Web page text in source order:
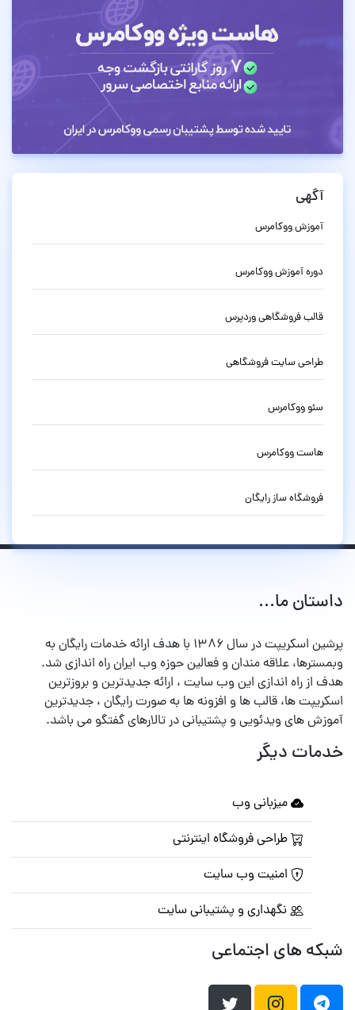
آگهی
آموزش ووکامرس
دوره آموزش ووکامرس
قالب فروشگاهی وردپرس
طراحی سایت فروشگاهی
سئو ووکامرس
هاست ووکامرس
فروشگاه ساز رایگان
داستان ما...
پرشین اسکریپت در سال ۱۳۸۶ با هدف ارائه خدمات رایگان به
وبمسترها، علاقه مندان و فعالین حوزه وب ایران راه اندازی شد.
هدف از راه اندازی این وب سایت ، ارائه جدیدترین و بروزترین
اسکریپت ها، قالب ها و افزونه ها به صورت رایگان ، جدیدترین
آموزش های ویدئویی و پشتیبانی در تالارهای گفتگو می باشد.
خدمات دیگر
میزبانی وب
طراحی فروشگاه اینترنتی
امنیت وب سایت
نگهداری و پشتیبانی سایت
شبکه های اجتماعی